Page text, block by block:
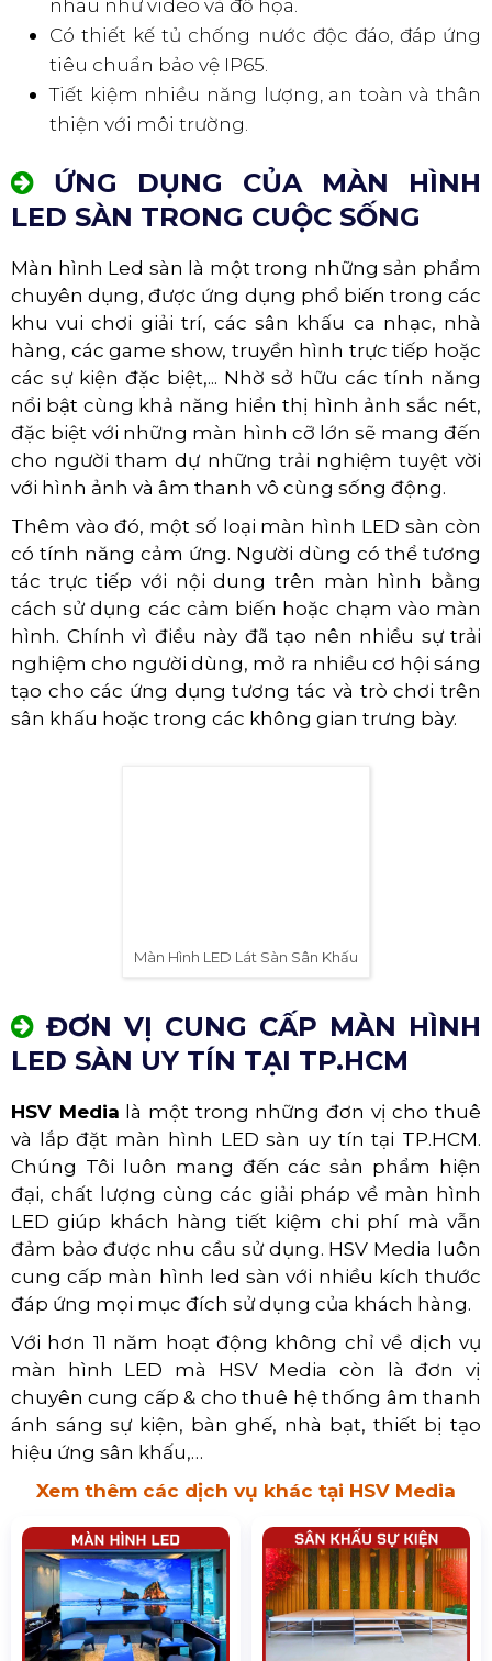
nhau như video và đồ họa.
Có thiết kế tủ chống nước độc đáo, đáp ứng
tiêu chuẩn bảo vệ IP65.
Tiết kiệm nhiều năng lượng, an toàn và thân
thiện với môi trường.
ỨNG DỤNG CỦA MÀN HÌNH
LED SÀN TRONG CUỘC SỐNG
Màn hình Led sàn là một trong những sản phẩm
chuyên dụng, được ứng dụng phổ biến trong các
khu vui chơi giải trí, các sân khấu ca nhạc, nhà
hàng, các game show, truyền hình trực tiếp hoặc
các sự kiện đặc biệt,... Nhờ sở hữu các tính năng
nổi bật cùng khả năng hiển thị hình ảnh sắc nét,
đặc biệt với những màn hình cỡ lớn sẽ mang đến
cho người tham dự những trải nghiệm tuyệt vời
với hình ảnh và âm thanh vô cùng sống động.
Thêm vào đó, một số loại màn hình LED sàn còn
có tính năng cảm ứng. Người dùng có thể tương
tác trực tiếp với nội dung trên màn hình bằng
cách sử dụng các cảm biến hoặc chạm vào màn
hình. Chính vì điều này đã tạo nên nhiều sự trải
nghiệm cho người dùng, mở ra nhiều cơ hội sáng
tạo cho các ứng dụng tương tác và trò chơi trên
sân khấu hoặc trong các không gian trưng bày.
Màn Hình LED Lát Sàn Sân Khấu
ĐƠN VỊ CUNG CẤP MÀN HÌNH
LED SÀN UY TÍN TẠI TP.HCM
HSV Media là một trong những đơn vị cho thuê
và lắp đặt màn hình LED sàn uy tín tại TP.HCM.
Chúng Tôi luôn mang đến các sản phẩm hiện
đại, chất lượng cùng các giải pháp về màn hình
LED giúp khách hàng tiết kiệm chi phí mà vẫn
đảm bảo được nhu cầu sử dụng. HSV Media luôn
cung cấp màn hình led sàn với nhiều kích thước
đáp ứng mọi mục đích sử dụng của khách hàng.
Với hơn 11 năm hoạt động không chỉ về dịch vụ
màn hình LED mà HSV Media còn là đơn vị
chuyên cung cấp & cho thuê hệ thống âm thanh
ánh sáng sự kiện, bàn ghế, nhà bạt, thiết bị tạo
hiệu ứng sân khấu,…
Xem thêm các dịch vụ khác tại HSV Media